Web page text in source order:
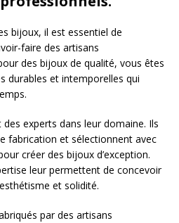
bijoux, il est essentiel de
faire des artisans
des bijoux de qualité, vous êtes
durables et intemporelles qui
experts dans leur domaine. Ils
fabrication et sélectionnent avec
créer des bijoux d’exception.
leur permettent de concevoir
et solidité.
par des artisans